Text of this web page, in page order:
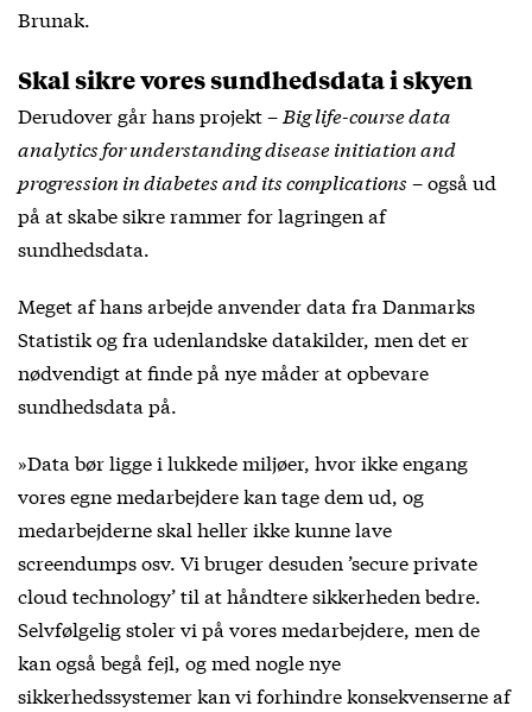
Brunak.
Skal sikre vores sundhedsdata i skyen
Derudover går hans projekt – Big life-course data
analytics for understanding disease initiation and
progression in diabetes and its complications – også ud
på at skabe sikre rammer for lagringen af
sundhedsdata.
Meget af hans arbejde anvender data fra Danmarks
Statistik og fra udenlandske datakilder, men det er
nødvendigt at finde på nye måder at opbevare
sundhedsdata på.
»Data bør ligge i lukkede miljøer, hvor ikke engang
vores egne medarbejdere kan tage dem ud, og
medarbejderne skal heller ikke kunne lave
screendumps osv. Vi bruger desuden ’secure private
cloud technology’ til at håndtere sikkerheden bedre.
Selvfølgelig stoler vi på vores medarbejdere, men de
kan også begå fejl, og med nogle nye
sikkerhedssystemer kan vi forhindre konsekvenserne af